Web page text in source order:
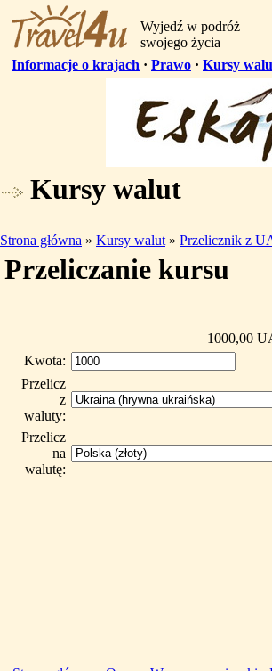
Wyjedź w podróż
swojego życia
Informacje o krajach · Prawo · Kursy
Kursy walut
Strona główna » Kursy walut » Przelicznik z
Przeliczanie kursu
1000,00
Kwota:
Przelicz
z
waluty:
Przelicz
na
walutę: